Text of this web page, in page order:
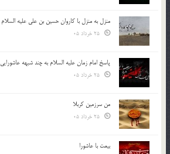
منزل به منزل با کاروان حسین بن علی علیه السلام
پاسخ امام زمان علیه السلام به چند شبهه عاشورایی
من سرزمین کربلا
بیعت با عاشورا